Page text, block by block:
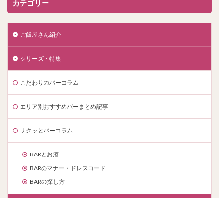
カテゴリー
ご飯屋さん紹介
シリーズ・特集
こだわりのバーコラム
エリア別おすすめバーまとめ記事
サクッとバーコラム
BARとお酒
BARのマナー・ドレスコード
BARの探し方